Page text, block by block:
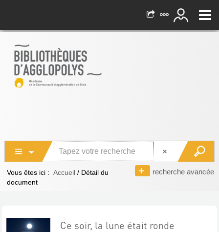
recherche avancée
Vous êtes ici : Accueil / Détail du
document
Ce soir, la lune était ronde